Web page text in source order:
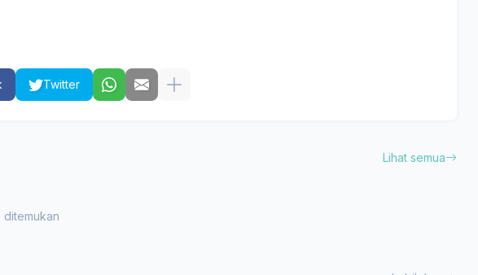
Twitter
Lihat semua
ditemukan